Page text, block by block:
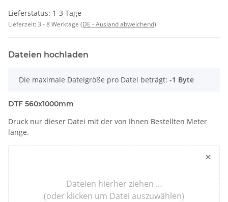
Lieferstatus: 1-3 Tage
Lieferzeit:3 - 8 Werktage (DE - Ausland abweichend)
Dateien hochladen
x
Die maximale Dateigröße pro Datei beträgt: -1 Byte
DTF 560x1000mm
Druck nur dieser Datei mit der von Ihnen Bestellten Meter
länge.
×
Dateien hierher ziehen …
(oder klicken um Datei auszuwählen)